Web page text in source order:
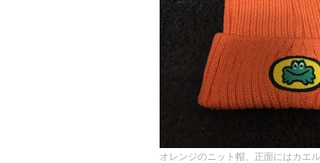
オレンジのニット帽、正面にはカエ